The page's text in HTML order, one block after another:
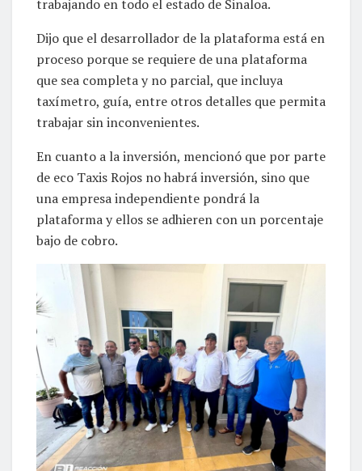
trabajando en todo el estado de Sinaloa.
Dijo que el desarrollador de la plataforma está en
proceso porque se requiere de una plataforma
que sea completa y no parcial, que incluya
taxímetro, guía, entre otros detalles que permita
trabajar sin inconvenientes.
En cuanto a la inversión, mencionó que por parte
de eco Taxis Rojos no habrá inversión, sino que
una empresa independiente pondrá la
plataforma y ellos se adhieren con un porcentaje
bajo de cobro.